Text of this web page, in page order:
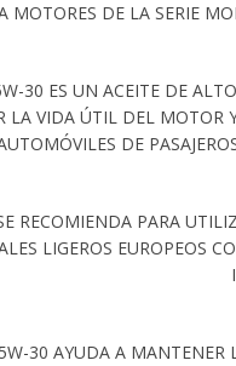
MOTORES DE LA SERIE
30 ES UN ACEITE DE
LA VIDA ÚTIL DEL MOTOR
DE
RECOMIENDA PARA
LIGEROS EUROPEOS
30 AYUDA A MANTENER